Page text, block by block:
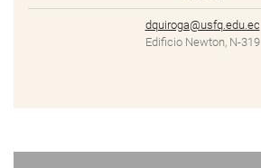
dquiroga@usfq.edu.ec
Edificio Newton, N-319